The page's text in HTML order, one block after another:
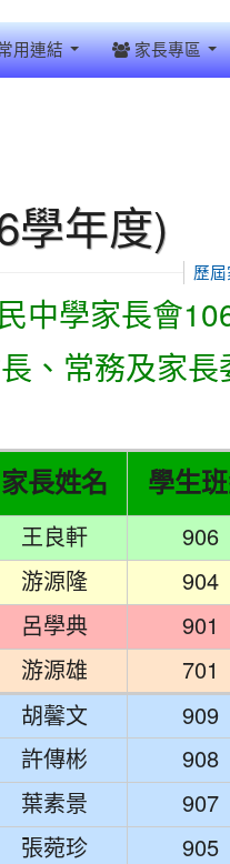
用連結 家長專區
學年度)
歷
中學家長會
、常務及家長
家長姓名 學生
王良軒
906
游源隆
904
呂學典
901
游源雄
701
胡馨文
909
許傳彬
908
葉素景
907
張菀珍
905